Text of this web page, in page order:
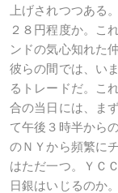
上げされつつある
２８円程度か。こ
ンドの気心知れた
彼らの間では、い
るトレードだ。こ
合の当日には、ま
て午後３時半から
のＮＹから頻繁に
はただ一つ。ＹＣ
日銀はいじるのか